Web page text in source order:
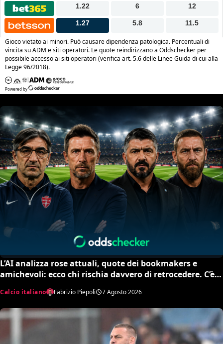
L’AI analizza rose attuali, quote dei bookmakers e
amichevoli: ecco chi rischia davvero di retrocedere. C’è
Calcio italiano Fabrizio Piepoli 7 Agosto 2026